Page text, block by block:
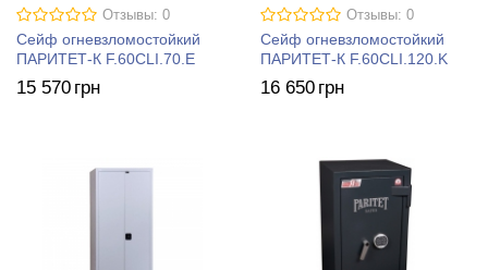
Отзывы: 0
Сейф огневзломостойкий
ПАРИТЕТ-К F.60CLI.70.E
15 570 грн
Отзывы: 0
Сейф огневзломостойкий
ПАРИТЕТ-К F.60CLI.120.K
16 650 грн